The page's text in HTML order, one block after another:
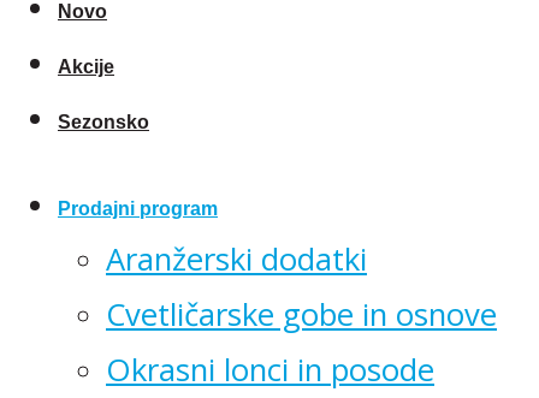
Novo
Akcije
Sezonsko
Prodajni program
Aranžerski dodatki
Cvetličarske gobe in osnove
Okrasni lonci in posode